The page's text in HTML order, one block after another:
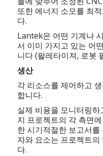
또한 에너지 소모를 최
다.
Lantek은 어떤 기계나
서 이미 가지고 있는 어
니다 (팔레타이져, 로봇
생산
각 리소스를 제어하고
합니다.
실제 비용을 모니터링
지 프로젝트의 각 측면
한 시기적절한 보고서
자와 요소는 프로젝트
다.